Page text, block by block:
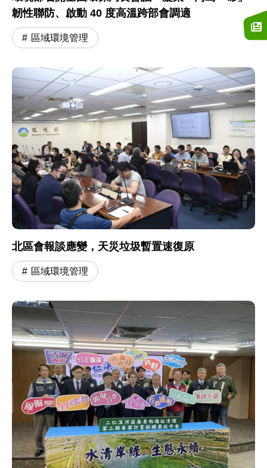
韌性聯防、啟動 40 度高溫跨部會調適
區域環境管理
北區會報談應變，天災垃圾暫置速復原
區域環境管理